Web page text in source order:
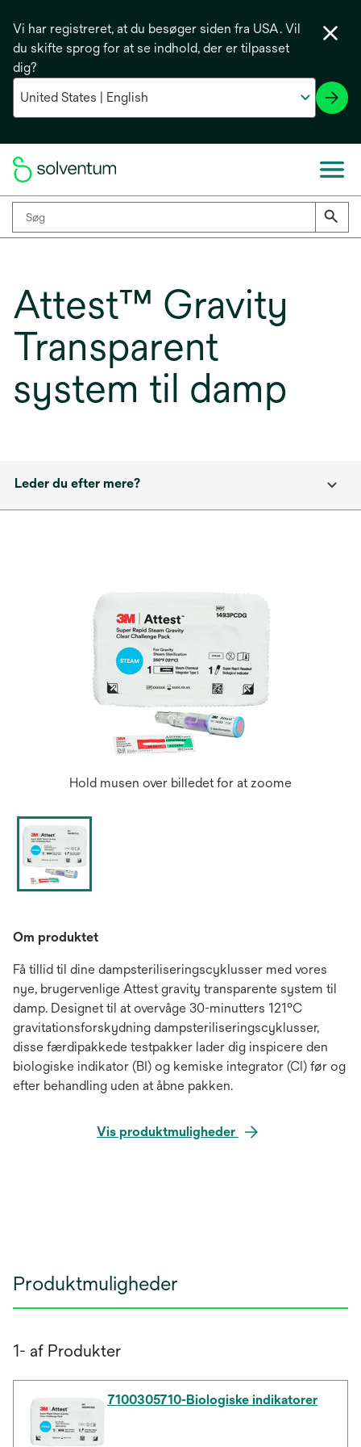
Vi har registreret, at du besøger siden fra USA. Vil
du skifte sprog for at se indhold, der er tilpasset
dig?
Attest™ Gravity
Transparent
system til damp
Leder du efter mere?
Hold musen over billedet for at zoome
Om produktet
Få tillid til dine dampsteriliseringscyklusser med vores
nye, brugervenlige Attest gravity transparente system til
damp. Designet til at overvåge 30-minutters 121°C
gravitationsforskydning dampsteriliseringscyklusser,
disse færdipakkede testpakker lader dig inspicere den
biologiske indikator (BI) og kemiske integrator (CI) før og
efter behandling uden at åbne pakken.
Vis produktmuligheder
Produktmuligheder
1- af Produkter
7100305710-Biologiske indikatorer